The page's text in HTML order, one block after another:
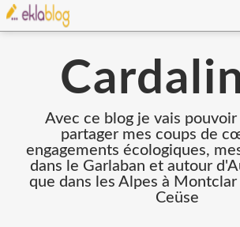
Avec ce blog je vais
partager mes coups de
engagements écologiques,
dans le Garlaban et autour
que dans les Alpes à
Ceüse